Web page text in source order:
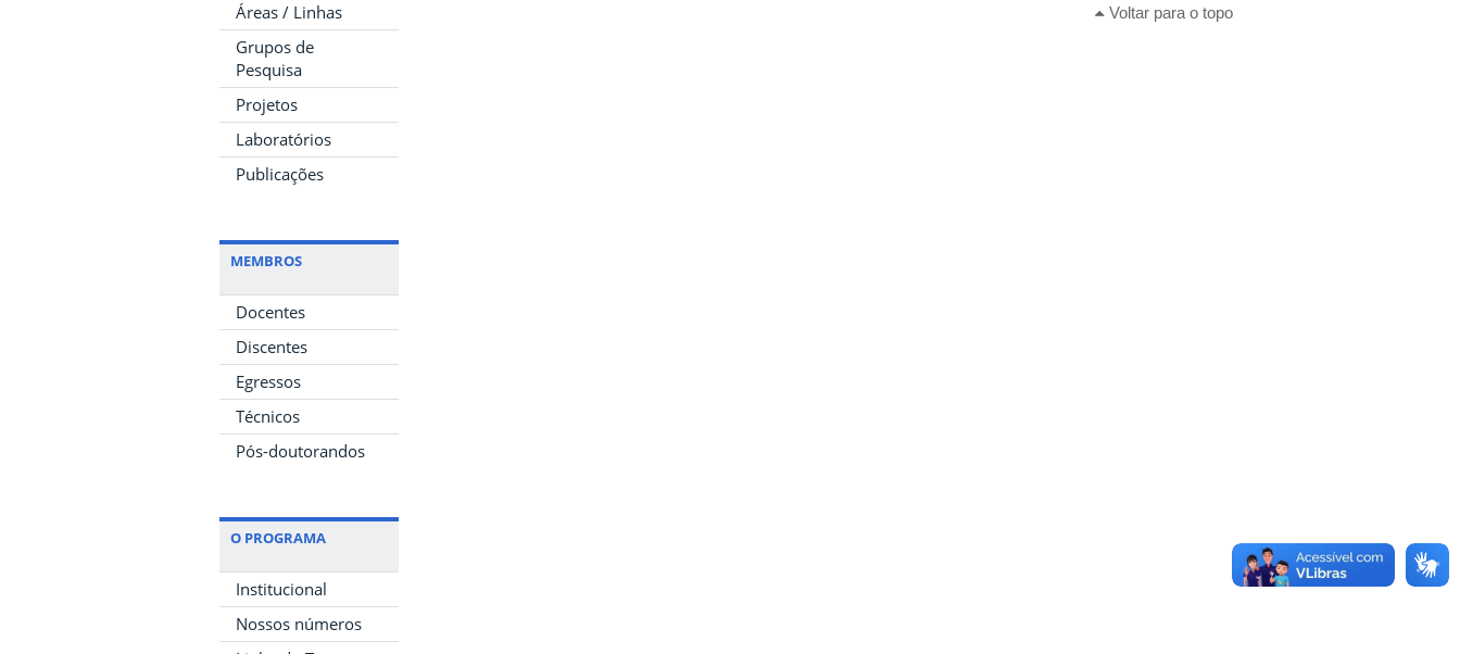
Áreas / Linhas
Grupos de
Pesquisa
Projetos
Laboratórios
Publicações
MEMBROS
Docentes
Discentes
Egressos
Técnicos
Pós-doutorandos
O PROGRAMA
Institucional
Nossos números
Voltar para o topo